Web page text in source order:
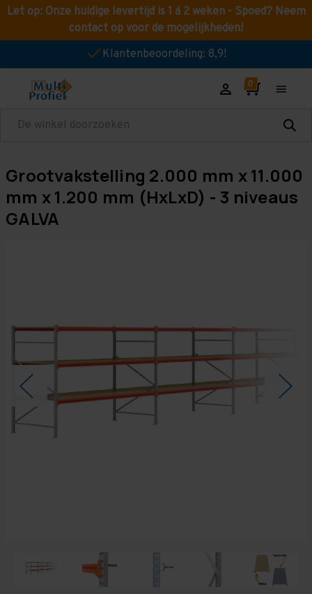
Let op: Onze huidige levertijd is 1 á 2 weken - Spoed? Neem
contact op voor de mogelijkheden!
Klantenbeoordeling: 8,9!
Zoeken
Grootvakstelling 2.000 mm x 11.000
mm x 1.200 mm (HxLxD) - 3 niveaus
GALVA